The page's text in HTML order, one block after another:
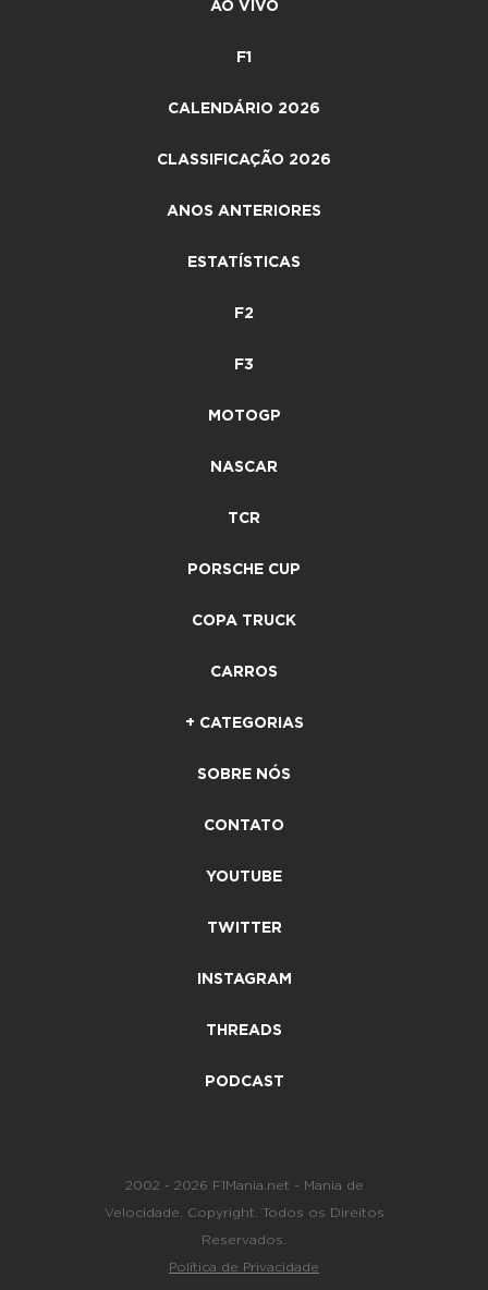
AO VIVO
F1
CALENDÁRIO 2026
CLASSIFICAÇÃO 2026
ANOS ANTERIORES
ESTATÍSTICAS
F2
F3
MOTOGP
NASCAR
TCR
PORSCHE CUP
COPA TRUCK
CARROS
+ CATEGORIAS
SOBRE NÓS
CONTATO
YOUTUBE
TWITTER
INSTAGRAM
THREADS
PODCAST
2002 - 2026 F1Mania.net - Mania de
Velocidade. Copyright. Todos os Direitos
Reservados.
Política de Privacidade